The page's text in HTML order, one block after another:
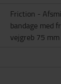
Friction -
bandage med
vejgreb 75 mm